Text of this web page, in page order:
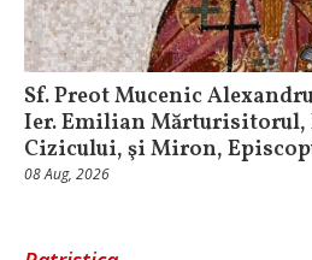
Sf. Preot Mucenic
Ier. Emilian Mărturisitorul,
Cizicului, şi Miron,
08 Aug, 2026